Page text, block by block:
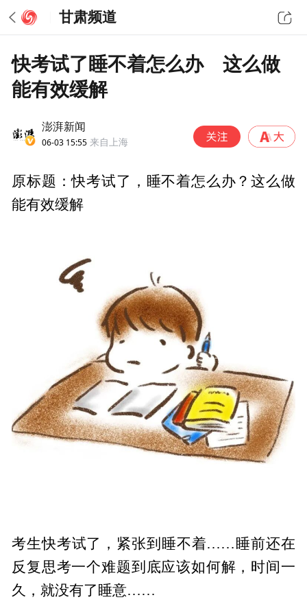
甘肃频道
快考试了睡不着怎么办 这么做
能有效缓解
澎湃新闻
06-03 15:55 来自上海
原标题：快考试了，睡不着怎么办？这么做
能有效缓解
考生快考试了，紧张到睡不着……睡前还在
反复思考一个难题到底应该如何解，时间一
久，就没有了睡意……